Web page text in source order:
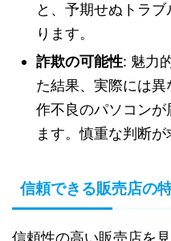
と、予期せぬトラ
ります。
詐欺の可能性: 魅力
た結果、実際には
作不良のパソコンが
ます。慎重な判断が
信頼できる販売店の